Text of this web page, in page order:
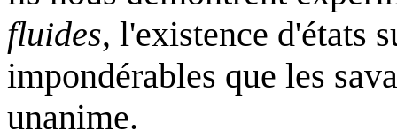
fluides, l'existence d'états
impondérables que les
unanime.